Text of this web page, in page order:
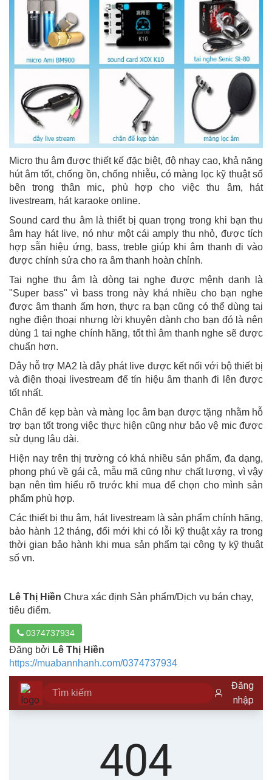
Micro thu âm được thiết kế đặc biệt, độ nhạy cao, khả năng
hút âm tốt, chống ồn, chống nhiễu, có màng lọc kỹ thuật số
bên trong thân mic, phù hợp cho việc thu âm, hát
livestream, hát karaoke online.
Sound card thu âm là thiết bị quan trọng trong khi bạn thu
âm hay hát live, nó như một cái amply thu nhỏ, được tích
hợp sẵn hiệu ứng, bass, treble giúp khi âm thanh đi vào
được chỉnh sửa cho ra âm thanh hoàn chỉnh.
Tai nghe thu âm là dòng tai nghe được mệnh danh là
"Super bass" vì bass trong này khá nhiều cho bạn nghe
được âm thanh ấm hơn, thực ra bạn cũng có thể dùng tai
nghe điện thoại nhưng lời khuyên dành cho bạn đó là nên
dùng 1 tai nghe chính hãng, tốt thì âm thanh nghe sẽ được
chuẩn hơn.
Dây hỗ trợ MA2 là dây phát live được kết nối với bộ thiết bị
và điện thoại livestream để tín hiệu âm thanh đi lên được
tốt nhất.
Chân đế kẹp bàn và màng lọc âm bạn được tặng nhằm hỗ
trợ bạn tốt trong việc thực hiện cũng như bảo vệ mic được
sử dụng lâu dài.
Hiện nay trên thị trường có khá nhiều sản phẩm, đa dạng,
phong phú về gái cả, mẫu mã cũng như chất lượng, vì vậy
bạn nên tìm hiểu rõ trước khi mua để chọn cho mình sản
phẩm phù hợp.
Các thiết bị thu âm, hát livestream là sản phẩm chính hãng,
bảo hành 12 tháng, đổi mới khi có lỗi kỹ thuật xảy ra trong
thời gian bảo hành khi mua sản phẩm tại công ty kỹ thuật
số vn.
Lê Thị Hiền Chưa xác định Sản phẩm/Dịch vụ bán chạy,
tiêu điểm.
0374737934
Đăng bởi Lê Thị Hiền
https://muabannhanh.com/0374737934